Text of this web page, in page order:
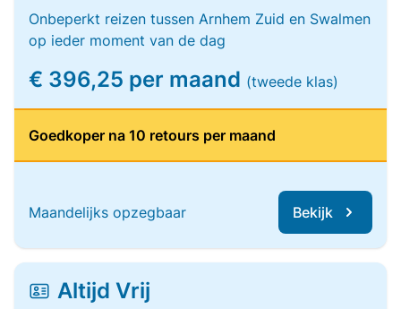
Onbeperkt reizen tussen Arnhem Zuid en Swalmen
op ieder moment van de dag
€ 396,25 per maand (tweede klas)
Goedkoper na 10 retours per maand
Maandelijks opzegbaar Bekijk
Altijd Vrij